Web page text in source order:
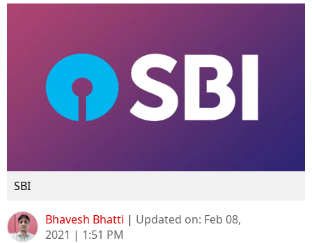
SBI
Bhavesh Bhatti | Updated on: Feb 08,
2021 | 1:51 PM